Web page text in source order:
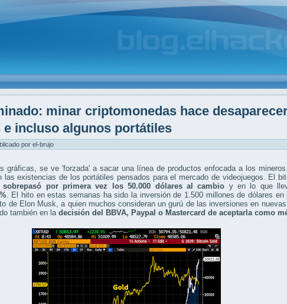
minar criptomonedas hace
incluso algunos portátiles
por el-brujo
gráficas, se ve 'forzada' a sacar una línea de productos enfocada a los
las existencias de los portátiles pensados para el mercado de videojuegos. El
sobrepasó por primera vez los 50.000 dólares al cambio y en lo que
. El hito en estas semanas ha sido la inversión de 1.500 millones de dólares en
de Elon Musk, a quien muchos consideran un gurú de las inversiones en
también en la decisión del BBVA, Paypal o Mastercard de aceptarla como